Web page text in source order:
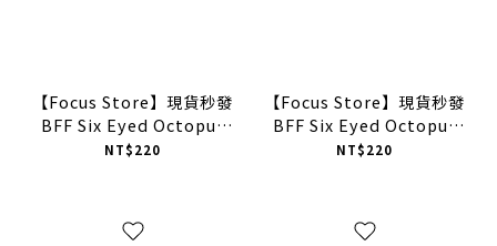
【Focus Store】現貨秒發
BFF Six Eyed Octopus
"White" 白色 六眼章魚怪
NT$220
【Focus Store】現貨秒發
BFF Six Eyed Octopus
"Black" 黑色 六眼章魚怪
NT$220